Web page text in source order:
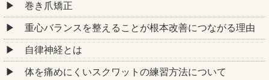
巻き爪矯正
重心バランスを整えることが根本改善につながる理由
自律神経とは
体を痛めにくいスクワットの練習方法について